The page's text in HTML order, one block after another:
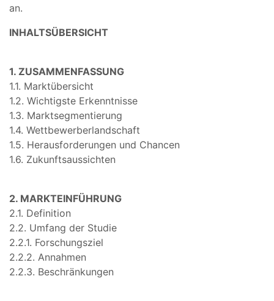
an.
INHALTSÜBERSICHT
1. ZUSAMMENFASSUNG
1.1. Marktübersicht
1.2. Wichtigste Erkenntnisse
1.3. Marktsegmentierung
1.4. Wettbewerberlandschaft
1.5. Herausforderungen und Chancen
1.6. Zukunftsaussichten
2. MARKTEINFÜHRUNG
2.1. Definition
2.2. Umfang der Studie
2.2.1. Forschungsziel
2.2.2. Annahmen
2.2.3. Beschränkungen